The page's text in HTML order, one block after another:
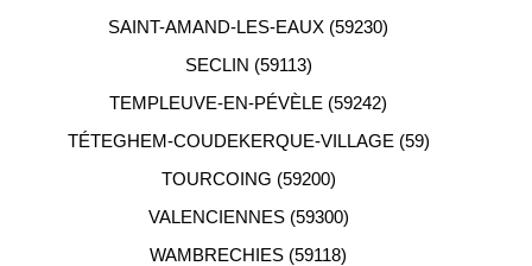
SAINT-AMAND-LES-EAUX (59230)
SECLIN (59113)
TEMPLEUVE-EN-PÉVÈLE (59242)
TÉTEGHEM-COUDEKERQUE-VILLAGE (59)
TOURCOING (59200)
VALENCIENNES (59300)
WAMBRECHIES (59118)